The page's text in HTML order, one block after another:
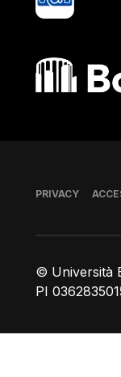
Bocconi shop
© Università
PI
Piè di pagina
PRIVACY